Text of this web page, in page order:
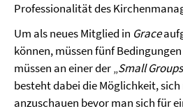
Professionalität des
Um als neues Mitglied in Grace
können, müssen fünf
müssen an einer der „Small Groups
besteht dabei die Möglichkeit,
anzuschauen bevor man sich für